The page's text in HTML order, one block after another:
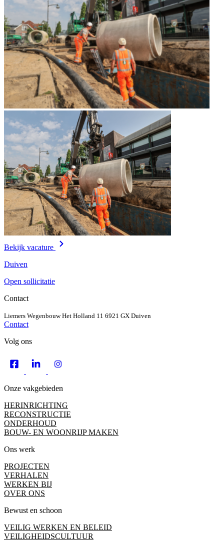
Bekijk vacature
Duiven
Open sollicitatie
Contact
Liemers WegenbouwHet Holland 11 6921 GX Duiven
Contact
Volg ons
Onze vakgebieden
HERINRICHTING
RECONSTRUCTIE
ONDERHOUD
BOUW- EN WOONRIJP MAKEN
Ons werk
PROJECTEN
VERHALEN
WERKEN BIJ
OVER ONS
Bewust en schoon
VEILIG WERKEN EN BELEID
VEILIGHEIDSCULTUUR